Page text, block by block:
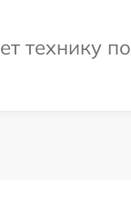
технику по